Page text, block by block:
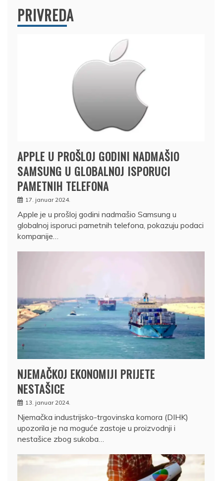
PRIVREDA
APPLE U PROŠLOJ GODINI NADMAŠIO
SAMSUNG U GLOBALNOJ ISPORUCI
PAMETNIH TELEFONA
17. januar 2024.
Apple je u prošloj godini nadmašio Samsung u
globalnoj isporuci pametnih telefona, pokazuju podaci
kompanije…
NJEMAČKOJ EKONOMIJI PRIJETE
NESTAŠICE
13. januar 2024.
Njemačka industrijsko-trgovinska komora (DIHK)
upozorila je na moguće zastoje u proizvodnji i
nestašice zbog sukoba…